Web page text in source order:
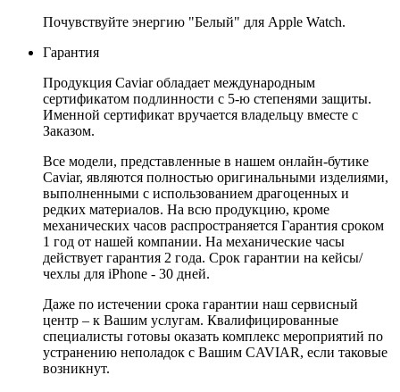
Почувствуйте энергию "Белый" для Apple Watch.
Гарантия
Продукция Caviar обладает международным
сертификатом подлинности с 5-ю степенями защиты.
Именной сертификат вручается владельцу вместе с
Заказом.
Все модели, представленные в нашем онлайн-бутике
Caviar, являются полностью оригинальными изделиями,
выполненными с использованием драгоценных и
редких материалов. На всю продукцию, кроме
механических часов распространяется Гарантия сроком
1 год от нашей компании. На механические часы
действует гарантия 2 года. Срок гарантии на кейсы/
чехлы для iPhone - 30 дней.
Даже по истечении срока гарантии наш сервисный
центр – к Вашим услугам. Квалифицированные
специалисты готовы оказать комплекс мероприятий по
устранению неполадок с Вашим CAVIAR, если таковые
возникнут.